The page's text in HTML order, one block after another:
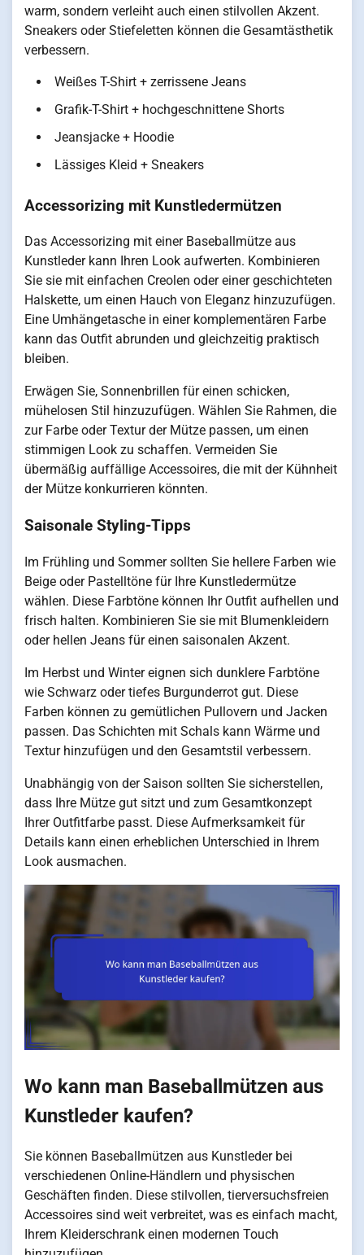
warm, sondern verleiht auch einen stilvollen Akzent.
Sneakers oder Stiefeletten können die Gesamtästhetik
verbessern.
Weißes T-Shirt + zerrissene Jeans
Grafik-T-Shirt + hochgeschnittene Shorts
Jeansjacke + Hoodie
Lässiges Kleid + Sneakers
Accessorizing mit Kunstledermützen
Das Accessorizing mit einer Baseballmütze aus
Kunstleder kann Ihren Look aufwerten. Kombinieren
Sie sie mit einfachen Creolen oder einer geschichteten
Halskette, um einen Hauch von Eleganz hinzuzufügen.
Eine Umhängetasche in einer komplementären Farbe
kann das Outfit abrunden und gleichzeitig praktisch
bleiben.
Erwägen Sie, Sonnenbrillen für einen schicken,
mühelosen Stil hinzuzufügen. Wählen Sie Rahmen, die
zur Farbe oder Textur der Mütze passen, um einen
stimmigen Look zu schaffen. Vermeiden Sie
übermäßig auffällige Accessoires, die mit der Kühnheit
der Mütze konkurrieren könnten.
Saisonale Styling-Tipps
Im Frühling und Sommer sollten Sie hellere Farben wie
Beige oder Pastelltöne für Ihre Kunstledermütze
wählen. Diese Farbtöne können Ihr Outfit aufhellen und
frisch halten. Kombinieren Sie sie mit Blumenkleidern
oder hellen Jeans für einen saisonalen Akzent.
Im Herbst und Winter eignen sich dunklere Farbtöne
wie Schwarz oder tiefes Burgunderrot gut. Diese
Farben können zu gemütlichen Pullovern und Jacken
passen. Das Schichten mit Schals kann Wärme und
Textur hinzufügen und den Gesamtstil verbessern.
Unabhängig von der Saison sollten Sie sicherstellen,
dass Ihre Mütze gut sitzt und zum Gesamtkonzept
Ihrer Outfitfarbe passt. Diese Aufmerksamkeit für
Details kann einen erheblichen Unterschied in Ihrem
Look ausmachen.
Wo kann man Baseballmützen aus
Kunstleder kaufen?
Sie können Baseballmützen aus Kunstleder bei
verschiedenen Online-Händlern und physischen
Geschäften finden. Diese stilvollen, tierversuchsfreien
Accessoires sind weit verbreitet, was es einfach macht,
Ihrem Kleiderschrank einen modernen Touch